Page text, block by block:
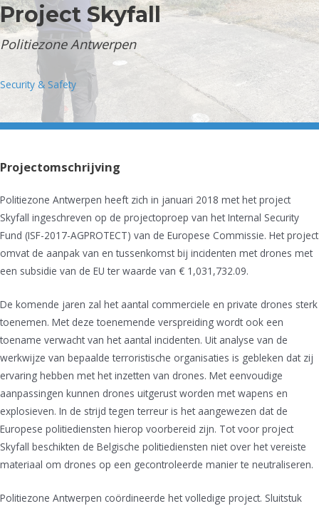
Project Skyfall
Politiezone Antwerpen
Security & Safety
Projectomschrijving
Politiezone Antwerpen heeft zich in januari 2018 met het project
Skyfall ingeschreven op de projectoproep van het Internal Security
Fund (ISF-2017-AGPROTECT) van de Europese Commissie. Het project
omvat de aanpak van en tussenkomst bij incidenten met drones met
een subsidie van de EU ter waarde van € 1,031,732.09.
De komende jaren zal het aantal commerciele en private drones sterk
toenemen. Met deze toenemende verspreiding wordt ook een
toename verwacht van het aantal incidenten. Uit analyse van de
werkwijze van bepaalde terroristische organisaties is gebleken dat zij
ervaring hebben met het inzetten van drones. Met eenvoudige
aanpassingen kunnen drones uitgerust worden met wapens en
explosieven. In de strijd tegen terreur is het aangewezen dat de
Europese politiediensten hierop voorbereid zijn. Tot voor project
Skyfall beschikten de Belgische politiediensten niet over het vereiste
materiaal om drones op een gecontroleerde manier te neutraliseren.
Politiezone Antwerpen coördineerde het volledige project. Sluitstuk